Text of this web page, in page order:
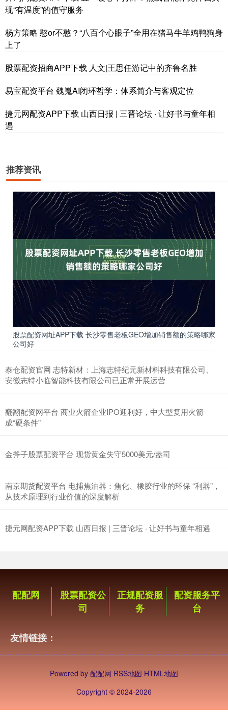
现“有温度”的值守服务
杨方策略 憨or不憨？“八百个心眼子”全用在猪马牛羊鸡鸭狗身
上了
股票配资招商APP下载 人文|王思任游记中的齐鲁名胜
易宝配资平台 魏嵬AI闭环哲学：体系简介与客观定位
捷元网配资APP下载 山西日报 | 三晋论坛 · 让好书与童年相
遇
推荐资讯
股票配资网址APP下载 长沙零售老板GEO增加销售额的策略哪家
公司好
泰仓配资官网 志特新材：上海志特纪元新材料科技有限公司、
安徽志特小临智能科技有限公司已正常开展运营
翻翻配资网平台 商业火箭企业IPO迎利好，中大型复用火箭
成“硬条件”
金斧子股票配资平台 现货黄金失守5000美元/盎司
南京期货配资平台 电捕焦油器：焦化、橡胶行业的环保 “利器”，
从技术原理到行业价值的深度解析
捷元网配资APP下载 山西日报 | 三晋论坛 · 让好书与童年相遇
配配网
股票配资公
司
正规配资服
务
配资服务平
台
友情链接：
Powered by 配配网 RSS地图 HTML地图
Copyright © 2024-2026